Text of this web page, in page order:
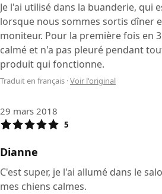
Je l'ai utilisé dans la buanderie, qui
lorsque nous sommes sortis dîner
moniteur. Pour la première fois en
calmé et n'a pas pleuré pendant
produit qui fonctionne.
Traduit en français ·Voir l'original
29 mars 2018
5
Dianne
C'est super, je l'ai allumé dans le
mes chiens calmes.